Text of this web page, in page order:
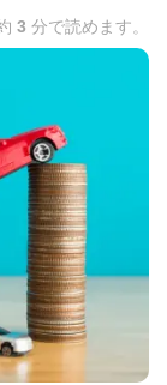
3 分で読めます。